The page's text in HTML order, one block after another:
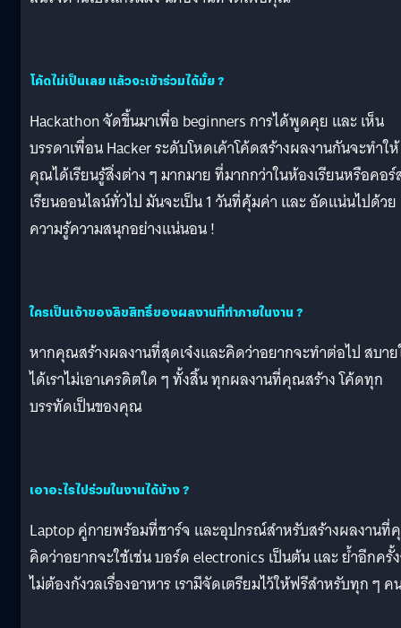
โค้ดไม่เป็นเลย แล้วจะเข้าร่วมได้มั้ย ?
Hackathon จัดขึ้นมาเพื่อ beginners การได้พูดคุย และ เห็น
บรรดาเพื่อน Hacker ระดับโหดเค้าโค้ดสร้างผลงานกันจะทำให้
คุณได้เรียนรู้สิ่งต่าง ๆ มากมาย ที่มากกว่าในห้องเรียนหรือคอร์
เรียนออนไลน์ทั่วไป มันจะเป็น 1 วันที่คุ้มค่า และ อัดแน่นไปด้วย
ความรู้ความสนุกอย่างแน่นอน !
ใครเป็นเจ้าของลิขสิทธิ์ของผลงานที่ทำภายในงาน ?
หากคุณสร้างผลงานที่สุดเจ๋งและคิดว่าอยากจะทำต่อไป สบา
ได้เราไม่เอาเครดิตใด ๆ ทั้งสิ้น ทุกผลงานที่คุณสร้าง โค้ดทุก
บรรทัดเป็นของคุณ
เอาอะไรไปร่วมในงานได้บ้าง ?
Laptop คู่กายพร้อมที่ชาร์จ และอุปกรณ์สำหรับสร้างผลงาน
คิดว่าอยากจะใช้เช่น บอร์ด electronics เป็นต้น และ ย้ำอีกครั้
ไม่ต้องกังวลเรื่องอาหาร เรามีจัดเตรียมไว้ให้ฟรีสำหรับทุก ๆ ค